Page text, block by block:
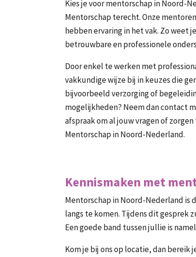
Kies je voor mentorschap in Noord-
Mentorschap terecht. Onze
hebben ervaring in het vak. Zo weet
betrouwbare en professionele
Door enkel te werken met
vakkundige wijze bij in keuzes die
bijvoorbeeld verzorging of
mogelijkheden? Neem dan contact
afspraak om al jouw vragen of
Mentorschap in Noord-Nederland.
Kennismaken met
Mentorschap in Noord-Nederland is
langs te komen. Tijdens dit gesprek
Een goede band tussen jullie is
Kom je bij ons op locatie, dan bereik